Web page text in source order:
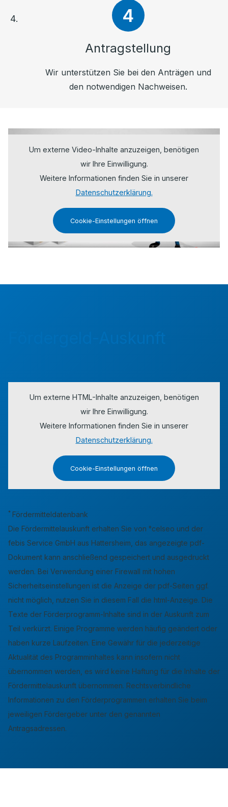
Antragstellung
Wir unterstützen Sie bei den Anträgen und
den notwendigen Nachweisen.
Um externe Video-Inhalte anzuzeigen, benötigen
wir Ihre Einwilligung.
Weitere Informationen finden Sie in unserer
Datenschutzerklärung.
Cookie-Einstellungen öffnen
Um externe HTML-Inhalte anzuzeigen, benötigen
wir Ihre Einwilligung.
Weitere Informationen finden Sie in unserer
Datenschutzerklärung.
Cookie-Einstellungen öffnen
* Fördermitteldatenbank
Die Fördermittelauskunft erhalten Sie von °celseo und der
febis Service GmbH aus Hattersheim, das angezeigte pdf-
Dokument kann anschließend gespeichert und ausgedruckt
werden. Bei Verwendung einer Firewall mit hohen
Sicherheitseinstellungen ist die Anzeige der pdf-Seiten ggf.
nicht möglich, nutzen Sie in diesem Fall die html-Anzeige. Die
Texte der Förderprogramm-Inhalte sind in der Auskunft zum
Teil verkürzt. Einige Programme werden häufig geändert oder
haben kurze Laufzeiten. Eine Gewähr für die jederzeitige
Aktualität des Programminhaltes kann insofern nicht
übernommen werden, es wird keine Haftung für die Inhalte der
Fördermittelauskunft übernommen. Rechtsverbindliche
Informationen zu den Förderprogrammen erhalten Sie beim
jeweiligen Fördergeber unter den genannten
Antragsadressen.